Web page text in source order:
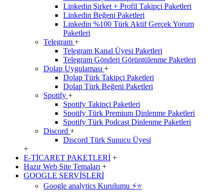
Linkedin Şirket + Profil Takipçi Paketleri
Linkedin Beğeni Paketleri
Linkedin %100 Türk Aktif Gerçek Yorum
Paketleri
Telegram +
Telegram Kanal Üyesi Paketleri
Telegram Gönderi Görüntülenme Paketleri
Dolap Uygulaması +
Dolap Türk Takipçi Paketleri
Dolap Türk Beğeni Paketleri
Spotify +
Spotify Takipçi Paketleri
Spotify Türk Premium Dinlenme Paketleri
Spotify Türk Podcast Dinlenme Paketleri
Discord +
Discord Türk Sunucu Üyesi
+
E-TİCARET PAKETLERİ +
Hazır Web Site Temaları +
GOOGLE SERVİSLERİ
Google analytics Kurulumu ⚡️⭐